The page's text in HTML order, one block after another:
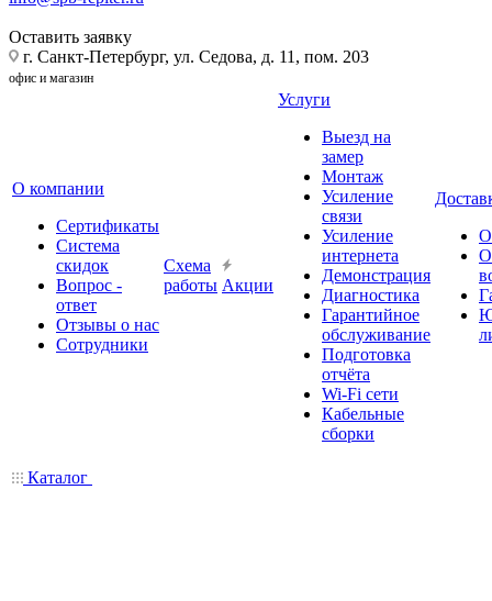
Оставить заявку
г. Санкт-Петербург, ул. Седова, д. 11, пом. 203
офис и магазин
О компании
Сертификаты
Система
скидок
Вопрос -
ответ
Отзывы о нас
Сотрудники
Схема
работы Акции
Услуги
Выезд на
замер
Монтаж
Усиление
связи
Усиление
интернета
Демонстрация
Диагностика
Гарантийное
обслуживание
Подготовка
отчёта
Wi-Fi сети
Кабельные
сборки
Каталог